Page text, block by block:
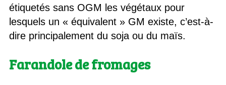
étiquetés sans OGM les végétaux pour
lesquels un « équivalent » GM existe, c’est-à-
dire principalement du soja ou du maïs.
Farandole de fromages